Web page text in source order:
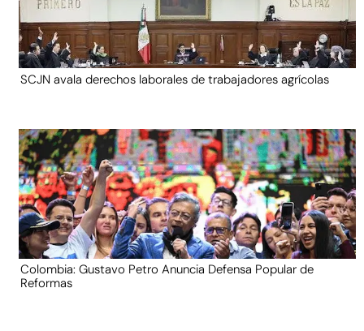
SCJN avala derechos laborales de trabajadores agrícolas
Colombia: Gustavo Petro Anuncia Defensa Popular de
Reformas